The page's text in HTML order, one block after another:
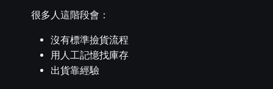
很多人這階段會：
沒有標準撿貨流程
用人工記憶找庫存
出貨靠經驗